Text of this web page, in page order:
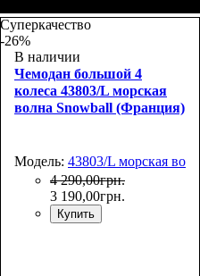
55х35х20
Суперкачество
-26%
В наличии
Чемодан большой 4
колеса 43803/L морская
волна Snowball (Франция)
Модель: 43803/L морская
4 290,00грн.
3 190,00грн.
Купить